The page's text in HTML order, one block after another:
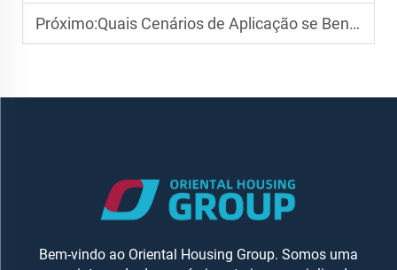
Próximo:Quais Cenários de Aplicação se Beneficiam da Flexibilidade das Casas Contêiner Expansíveis
Bem-vindo ao Oriental Housing Group. Somos uma